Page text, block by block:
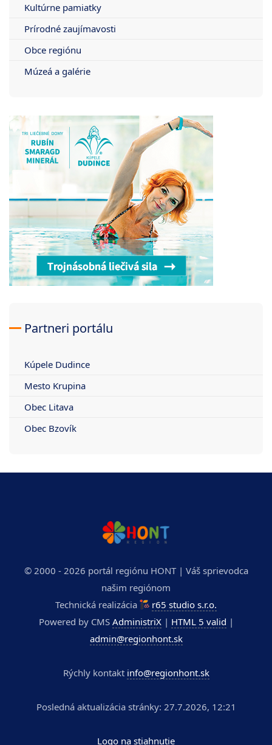
Kultúrne pamiatky
Prírodné zaujímavosti
Obce regiónu
Múzeá a galérie
Partneri portálu
Kúpele Dudince
Mesto Krupina
Obec Litava
Obec Bzovík
© 2000 - 2026 portál regiónu HONT | Váš sprievodca
našim regiónom
Technická realizácia
r65 studio s.r.o.
Powered by CMS AdministriX| HTML 5 valid |
admin@regionhont.sk
Rýchly kontakt info@regionhont.sk
Posledná aktualizácia stránky: 27.7.2026, 12:21
Logo na stiahnutie